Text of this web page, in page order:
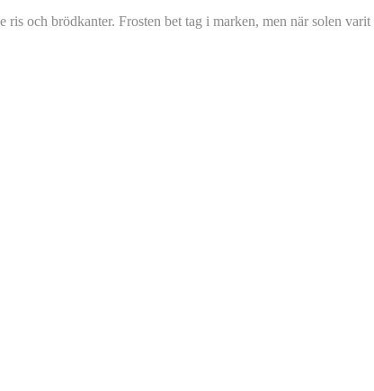
och brödkanter. Frosten bet tag i marken, men när solen